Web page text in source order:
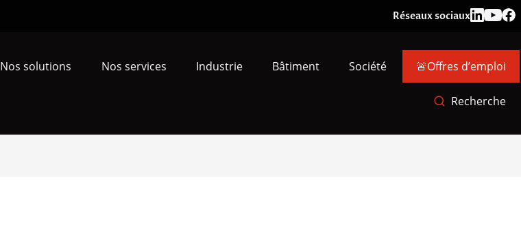
Réseaux sociaux
Nos solutions Nos services Industrie Bâtiment Société 🚨Offres d’emploi
Recherche